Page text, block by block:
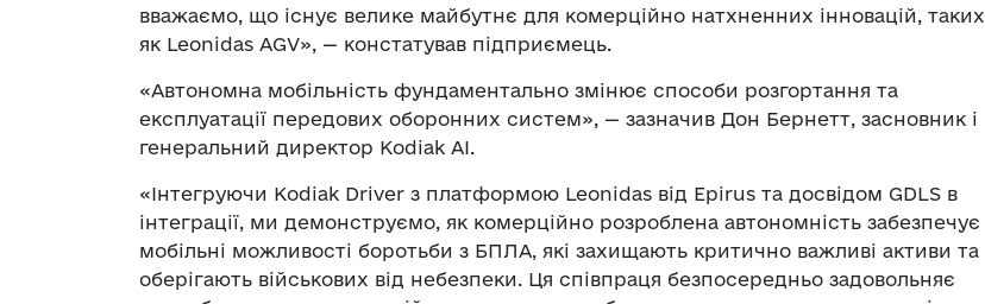
вважаємо, що існує велике майбутнє для комерційно натхненних інновацій, таких
як Leonidas AGV», — констатував підприємець.
«Автономна мобільність фундаментально змінює способи розгортання та
експлуатації передових оборонних систем», — зазначив Дон Бернетт, засновник і
генеральний директор Kodiak AI.
«Інтегруючи Kodiak Driver з платформою Leonidas від Epirus та досвідом GDLS в
інтеграції, ми демонструємо, як комерційно розроблена автономність забезпечує
мобільні можливості боротьби з БПЛА, які захищають критично важливі активи та
оберігають військових від небезпеки. Ця співпраця безпосередньо задовольняє